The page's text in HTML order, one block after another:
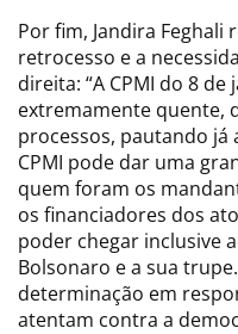
Por fim, Jandira Feghali
retrocesso e a
direita: “A CPMI do 8
extremamente quente,
processos, pautando já
CPMI pode dar uma
quem foram os
os financiadores dos
poder chegar inclusive
Bolsonaro e a sua
determinação em
atentam contra a